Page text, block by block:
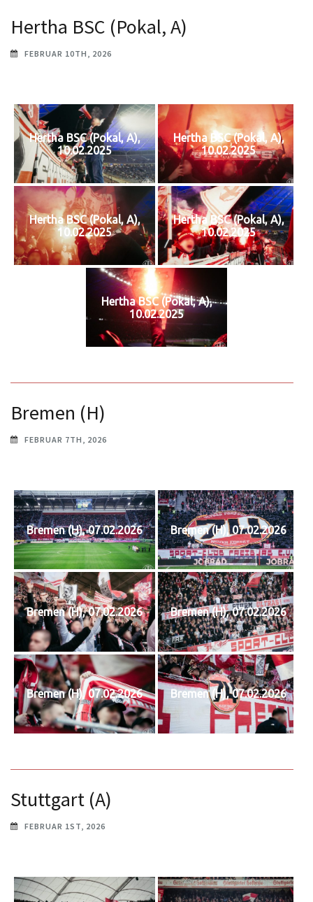
Hertha BSC (Pokal, A)
FEBRUAR 10TH, 2026
Hertha BSC (Pokal, A),
10.02.2025
Hertha BSC (Pokal, A),
10.02.2025
Hertha BSC (Pokal, A),
10.02.2025
Hertha BSC (Pokal, A),
10.02.2025
Hertha BSC (Pokal, A),
10.02.2025
Bremen (H)
FEBRUAR 7TH, 2026
Bremen (H), 07.02.2026 Bremen (H), 07.02.2026
Bremen (H), 07.02.2026 Bremen (H), 07.02.2026
Bremen (H), 07.02.2026 Bremen (H), 07.02.2026
Stuttgart (A)
FEBRUAR 1ST, 2026